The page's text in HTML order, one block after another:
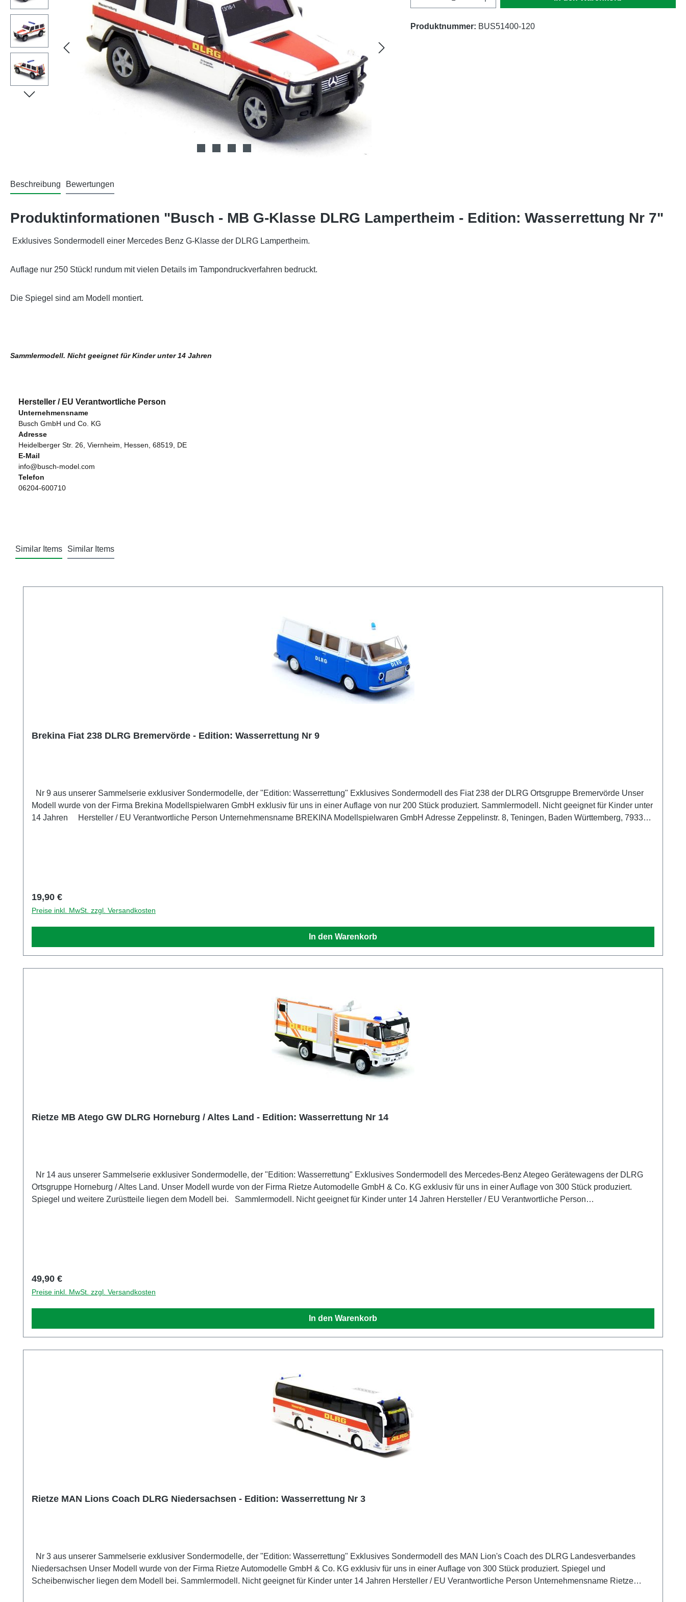
Produktnummer: BUS51400-120
Beschreibung Bewertungen
Produktinformationen "Busch - MB G-Klasse DLRG Lampertheim - Edition: Wasserrettung Nr 7"
Exklusives Sondermodell einer Mercedes Benz G-Klasse der DLRG Lampertheim.
Auflage nur 250 Stück! rundum mit vielen Details im Tampondruckverfahren bedruckt.
Die Spiegel sind am Modell montiert.
Sammlermodell. Nicht geeignet für Kinder unter 14 Jahren
Hersteller / EU Verantwortliche Person
Unternehmensname
Busch GmbH und Co. KG
Adresse
Heidelberger Str. 26, Viernheim, Hessen, 68519, DE
E-Mail
info@busch-model.com
Telefon
06204-600710
Similar Items Similar Items
Brekina Fiat 238 DLRG Bremervörde - Edition: Wasserrettung Nr 9
Nr 9 aus unserer Sammelserie exklusiver Sondermodelle, der "Edition: Wasserrettung" Exklusives Sondermodell des Fiat 238 der DLRG Ortsgruppe Bremervörde Unser
Modell wurde von der Firma Brekina Modellspielwaren GmbH exklusiv für uns in einer Auflage von nur 200 Stück produziert. Sammlermodell. Nicht geeignet für Kinder unter
14 Jahren Hersteller / EU Verantwortliche Person Unternehmensname BREKINA Modellspielwaren GmbH Adresse Zeppelinstr. 8, Teningen, Baden Württemberg, 79331,
Regulärer Preis:
19,90 €
Preise inkl. MwSt. zzgl. Versandkosten
In den Warenkorb
Rietze MB Atego GW DLRG Horneburg / Altes Land - Edition: Wasserrettung Nr 14
Nr 14 aus unserer Sammelserie exklusiver Sondermodelle, der "Edition: Wasserrettung" Exklusives Sondermodell des Mercedes-Benz Ategeo Gerätewagens der DLRG
Ortsgruppe Horneburg / Altes Land. Unser Modell wurde von der Firma Rietze Automodelle GmbH & Co. KG exklusiv für uns in einer Auflage von 300 Stück produziert.
Spiegel und weitere Zurüstteile liegen dem Modell bei. Sammlermodell. Nicht geeignet für Kinder unter 14 Jahren Hersteller / EU Verantwortliche Person
Regulärer Preis:
49,90 €
Preise inkl. MwSt. zzgl. Versandkosten
In den Warenkorb
Rietze MAN Lions Coach DLRG Niedersachsen - Edition: Wasserrettung Nr 3
Nr 3 aus unserer Sammelserie exklusiver Sondermodelle, der "Edition: Wasserrettung" Exklusives Sondermodell des MAN Lion's Coach des DLRG Landesverbandes
Niedersachsen Unser Modell wurde von der Firma Rietze Automodelle GmbH & Co. KG exklusiv für uns in einer Auflage von 300 Stück produziert. Spiegel und
Scheibenwischer liegen dem Modell bei. Sammlermodell. Nicht geeignet für Kinder unter 14 Jahren Hersteller / EU Verantwortliche Person Unternehmensname Rietze